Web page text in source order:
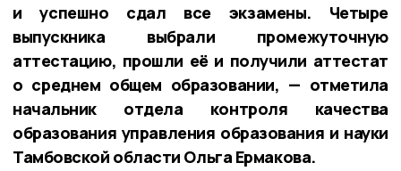
и успешно сдал все экзамены. Четыре
выпускника выбрали промежуточную
аттестацию, прошли её и получили аттестат
о среднем общем образовании, — отметила
начальник отдела контроля качества
образования управления образования и науки
Тамбовской области Ольга Ермакова.